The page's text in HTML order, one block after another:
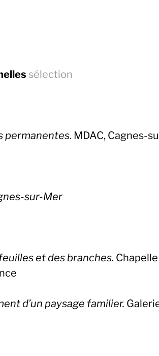
sélection
permanentes. MDAC, Cagnes-
sur-Mer
et des branches.
d’un paysage familier.